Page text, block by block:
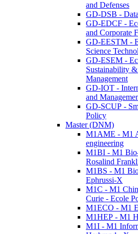
and Defenses
GD-DSB -
GD-EDCF -
and Corporate
GD-EESTM -
Science
GD-ESEM -
Sustainability
Management
GD-IOT -
and
GD-SCUP -
Policy
Master (DNM)
M1AME - M1
engineering
M1BI - M1
Rosalind
M1BS - M1
Ephrussi-X
M1C - M1
Curie - Ecole
M1ECO - M1
M1HEP - M1
M1I - M1